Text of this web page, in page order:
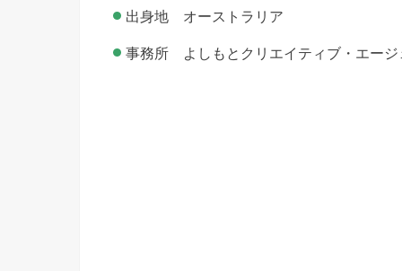
出身地 オーストラリア
事務所 よしもとクリエイティブ・エージ